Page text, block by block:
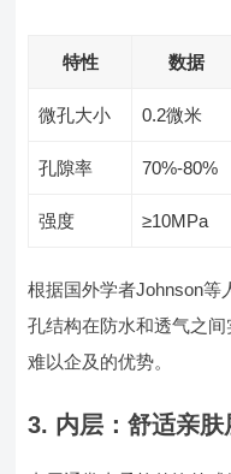
特性 数据
微孔大小 0.2微米
孔隙率 70%-80%
强度 ≥10MPa
根据国外学者Johnson等
孔结构在防水和透气之
难以企及的优势。
3. 内层：舒适亲肤